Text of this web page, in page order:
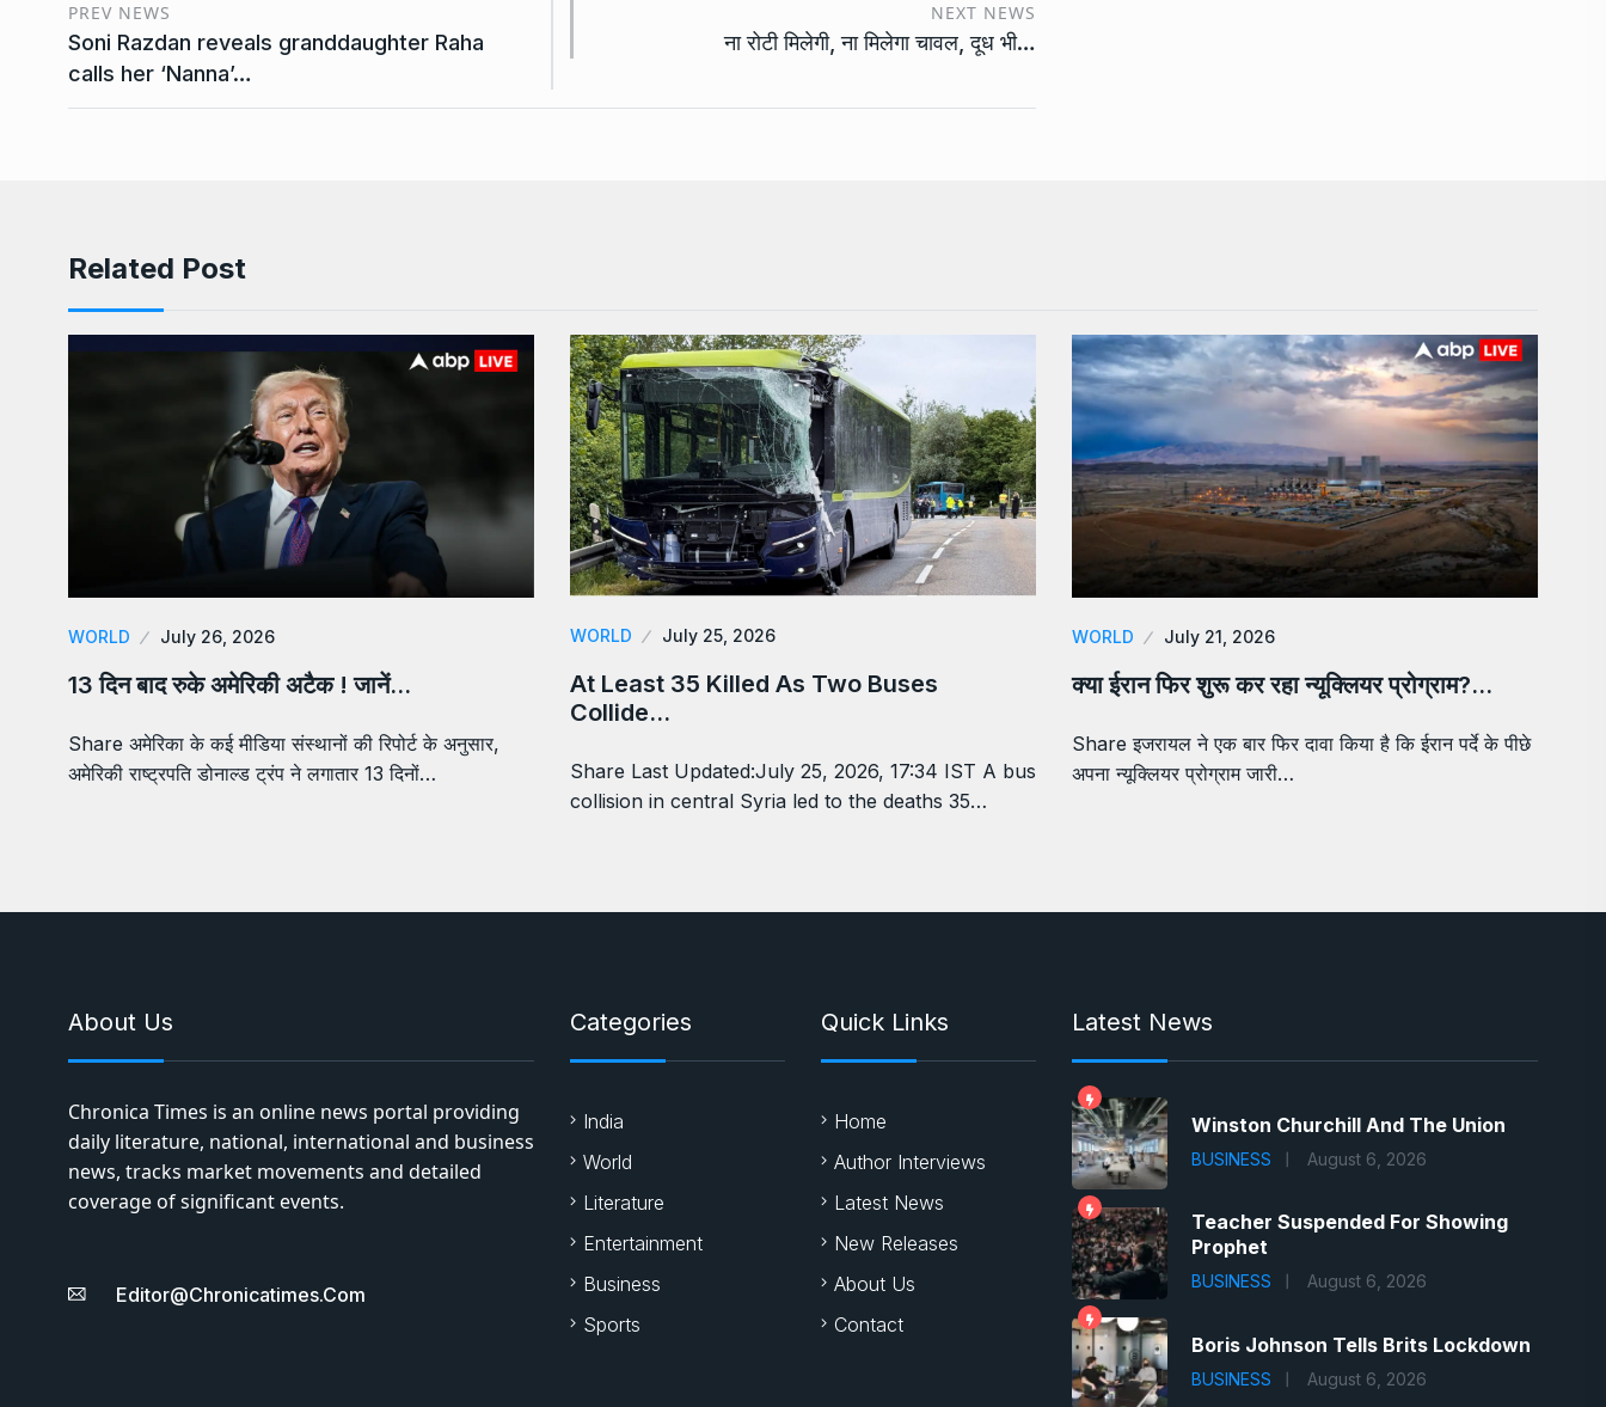
PREV NEWS
Soni Razdan reveals granddaughter Raha
calls her ‘Nanna’…
NEXT NEWS
ना रोटी मिलेगी, ना मिलेगा चावल, दूध भी…
Related Post
WORLD July 26, 2026
13 दिन बाद रुके अमेरिकी अटैक ! जानें…
Share अमेरिका के कई मीडिया संस्थानों की रिपोर्ट के अनुसार,
अमेरिकी राष्ट्रपति डोनाल्ड ट्रंप ने लगातार 13 दिनों…
WORLD July 25, 2026
At Least 35 Killed As Two Buses
Collide…
Share Last Updated:July 25, 2026, 17:34 IST A bus
collision in central Syria led to the deaths 35…
WORLD July 21, 2026
क्या ईरान फिर शुरू कर रहा न्यूक्लियर प्रोग्राम?…
Share इजरायल ने एक बार फिर दावा किया है कि ईरान पर्दे के पीछे
अपना न्यूक्लियर प्रोग्राम जारी…
About Us
Chronica Times is an online news portal providing
daily literature, national, international and business
news, tracks market movements and detailed
coverage of significant events.
Editor@chronicatimes.com
Categories
India
World
Literature
Entertainment
Business
Sports
Quick Links
Home
Author Interviews
Latest News
New Releases
About Us
Contact
Latest News
Winston Churchill And The Union
BUSINESS August 6, 2026
Teacher Suspended For Showing
Prophet
BUSINESS August 6, 2026
Boris Johnson Tells Brits Lockdown
BUSINESS August 6, 2026